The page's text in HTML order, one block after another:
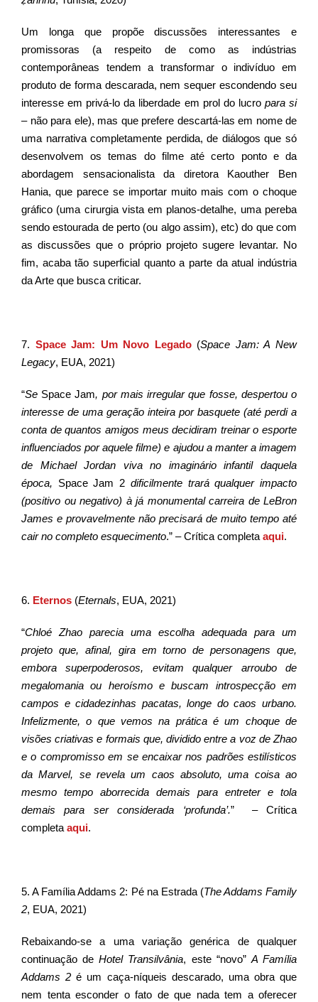
Um longa que propõe discussões interessantes e
promissoras (a respeito de como as indústrias
contemporâneas tendem a transformar o indivíduo em
produto de forma descarada, nem sequer escondendo seu
interesse em privá-lo da liberdade em prol do lucro para si
– não para ele), mas que prefere descartá-las em nome de
uma narrativa completamente perdida, de diálogos que só
desenvolvem os temas do filme até certo ponto e da
abordagem sensacionalista da diretora Kaouther Ben
Hania, que parece se importar muito mais com o choque
gráfico (uma cirurgia vista em planos-detalhe, uma pereba
sendo estourada de perto (ou algo assim), etc) do que com
as discussões que o próprio projeto sugere levantar. No
fim, acaba tão superficial quanto a parte da atual indústria
da Arte que busca criticar.
7. Space Jam: Um Novo Legado(Space Jam: A New
Legacy, EUA, 2021)
“Se Space Jam, por mais irregular que fosse, despertou o
interesse de uma geração inteira por basquete (até perdi a
conta de quantos amigos meus decidiram treinar o esporte
influenciados por aquele filme) e ajudou a manter a imagem
de Michael Jordan viva no imaginário infantil daquela
época, Space Jam 2 dificilmente trará qualquer impacto
(positivo ou negativo) à já monumental carreira de LeBron
James e provavelmente não precisará de muito tempo até
cair no completo esquecimento.” – Crítica completa aqui.
6. Eternos (Eternals, EUA, 2021)
“Chloé Zhao parecia uma escolha adequada para um
projeto que, afinal, gira em torno de personagens que,
embora superpoderosos, evitam qualquer arroubo de
megalomania ou heroísmo e buscam introspecção em
campos e cidadezinhas pacatas, longe do caos urbano.
Infelizmente, o que vemos na prática é um choque de
visões criativas e formais que, dividido entre a voz de Zhao
e o compromisso em se encaixar nos padrões estilísticos
da Marvel, se revela um caos absoluto, uma coisa ao
mesmo tempo aborrecida demais para entreter e tola
demais para ser considerada ‘profunda’.” – Crítica
completa aqui.
5. A Família Addams 2: Pé na Estrada (The Addams Family
2, EUA, 2021)
Rebaixando-se a uma variação genérica de qualquer
continuação deHotel Transilvânia, este “novo” A Família
Addams 2é um caça-níqueis descarado, uma obra que
nem tenta esconder o fato de que nada tem a oferecer